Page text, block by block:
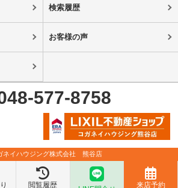
検索履歴
お客様の声
577-8758
ネイハウジング株式会社 熊谷店
閲覧履歴 来店予約